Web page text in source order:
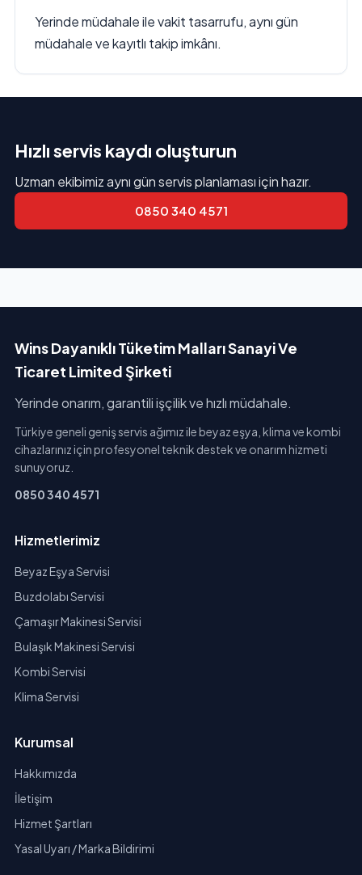
Yerinde müdahale ile vakit tasarrufu, aynı gün
müdahale ve kayıtlı takip imkânı.
Hızlı servis kaydı oluşturun
Uzman ekibimiz aynı gün servis planlaması için hazır.
0850 340 4571
Wins Dayanıklı Tüketim Malları Sanayi Ve
Ticaret Limited Şirketi
Yerinde onarım, garantili işçilik ve hızlı müdahale.
Türkiye geneli geniş servis ağımız ile beyaz eşya, klima ve kombi
cihazlarınız için profesyonel teknik destek ve onarım hizmeti
sunuyoruz.
0850 340 4571
Hizmetlerimiz
Beyaz Eşya Servisi
Buzdolabı Servisi
Çamaşır Makinesi Servisi
Bulaşık Makinesi Servisi
Kombi Servisi
Klima Servisi
Kurumsal
Hakkımızda
İletişim
Hizmet Şartları
Yasal Uyarı / Marka Bildirimi